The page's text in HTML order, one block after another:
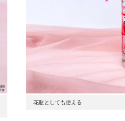
花瓶としても使える